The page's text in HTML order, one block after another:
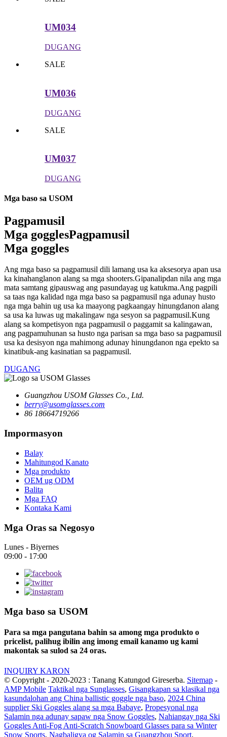
UM034
DUGANG
SALE
UM036
DUGANG
SALE
UM037
DUGANG
Mga baso sa USOM
Pagpamusil
Mga gogglesPagpamusil
Mga goggles
Ang mga baso sa pagpamusil dili lamang usa ka aksesorya apan usa
ka kinahanglanon alang sa mga shooters.Gipanalipdan nila ang mga
mata samtang gipauswag ang pasundayag ug katukma.Ang pagpili
sa taas nga kalidad nga mga baso sa pagpamusil nga adunay husto
nga mga bahin ug usa ka maayong pagkaangay hinungdanon alang
sa usa ka luwas ug makalingaw nga sesyon sa pagpamusil.Kung
alang sa kompetisyon nga pagpamusil o paggamit sa kalingawan,
ang pagpamuhunan sa husto nga parisan sa mga baso sa pagpamusil
usa ka desisyon nga mahimong adunay hinungdanon nga epekto sa
kinatibuk-ang kasinatian sa pagpamusil.
DUGANG
Guangzhou USOM Glasses Co., Ltd.
berry@usomglasses.com
86 18664719266
Impormasyon
Balay
Mahitungod Kanato
Mga produkto
OEM ug ODM
Balita
Mga FAQ
Kontaka Kami
Mga Oras sa Negosyo
Lunes - Biyernes
09:00 - 17:00
Mga baso sa USOM
Para sa mga pangutana bahin sa among mga produkto o
pricelist, palihug ibilin ang imong email kanamo ug kami
makontak sa sulod sa 24 oras.
INQUIRY KARON
© Copyright - 2020-2023 : Tanang Katungod Gireserba. Sitemap -
AMP Mobile Taktikal nga Sunglasses, Gisangkapan sa klasikal nga
kasundalohan ang China ballistic goggle nga baso, 2024 China
supplier Ski Goggles alang sa mga Babaye, Propesyonal nga
Salamin nga adunay sapaw nga Snow Goggles, Nahiangay nga Ski
Goggles Anti-Fog Anti-Scratch Snowboard Glasses para sa Winter
Snow Sports, Nagbaligya og Salamin sa Guangzhou Sport,